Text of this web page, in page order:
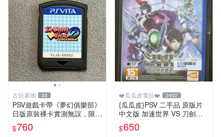
古玩基地 33
PSV遊戲卡帶《夢幻俱樂部》
日版原裝裸卡實測無誤，限S
ONY PSV機支援 psv psv游戲
psv夢幻俱樂部
$760
❤️瓜瓜皮電玩❤️ 2402
{瓜瓜皮}PSV 二手品 原版片
中文版 加速世界 VS 刀劍神
域 千年的黃昏(遊戲都能回收)
$650